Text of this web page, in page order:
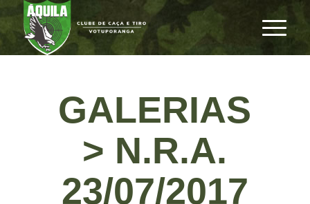
GALERIAS
> N.R.A.
23/07/2017